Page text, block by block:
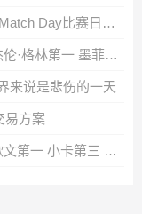
中超联赛第22轮青岛海牛0-1上海申花 Match Day比赛日纪实
2021年选秀球员生涯三分命中数榜：杰伦·格林第一 墨菲第二
来说是悲伤的一天
易方案
2011年选秀球员季后赛场均得分榜：欧文第一 小卡第三 克莱第六